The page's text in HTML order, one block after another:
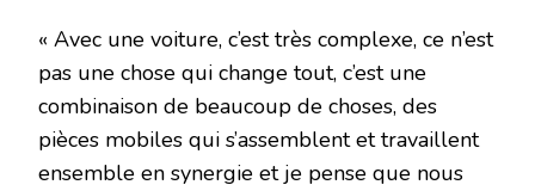
« Avec une voiture, c’est très complexe, ce n’est
pas une chose qui change tout, c’est une
combinaison de beaucoup de choses, des
pièces mobiles qui s’assemblent et travaillent
ensemble en synergie et je pense que nous